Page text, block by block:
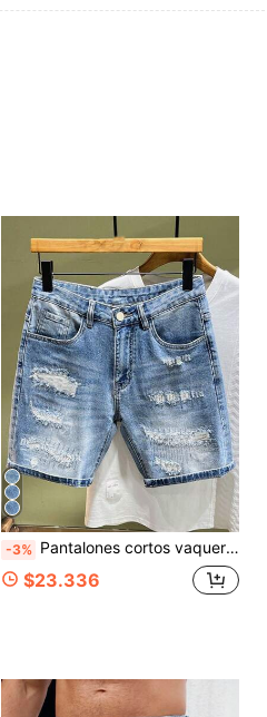
-3% Pantalones cortos vaqueros desgastados para hombres, bermudas casuales de pierna ancha y suelta con lavado vintage
$23.336